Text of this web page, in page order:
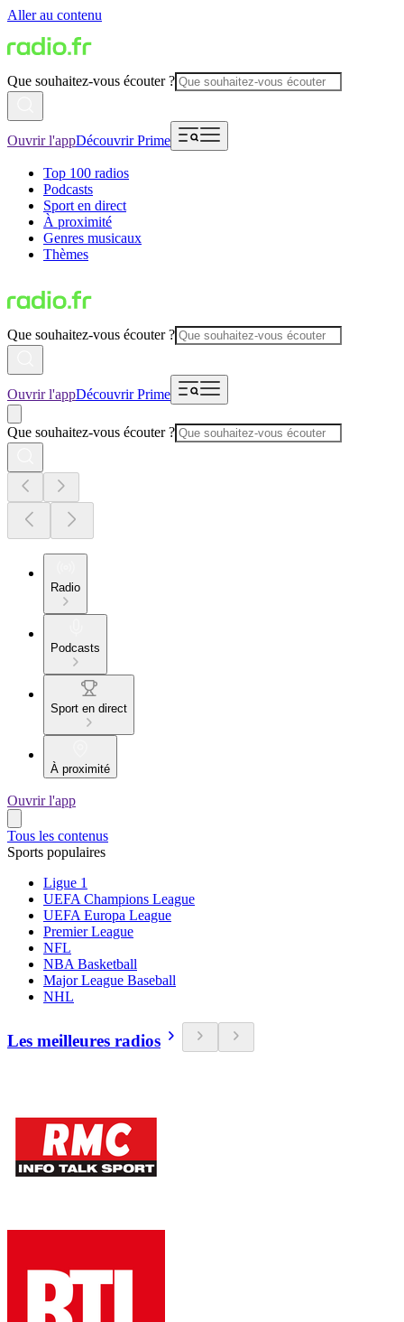
Aller au contenu
Que souhaitez-vous écouter ?
Ouvrir l'appDécouvrir Prime
Top 100 radios
Podcasts
Sport en direct
À proximité
Genres musicaux
Thèmes
Que souhaitez-vous écouter ?
Ouvrir l'appDécouvrir Prime
Que souhaitez-vous écouter ?
Radio
Podcasts
Sport en direct
À proximité
Ouvrir l'app
Tous les contenus
Sports populaires
Ligue 1
UEFA Champions League
UEFA Europa League
Premier League
NFL
NBA Basketball
Major League Baseball
NHL
Les meilleures radios